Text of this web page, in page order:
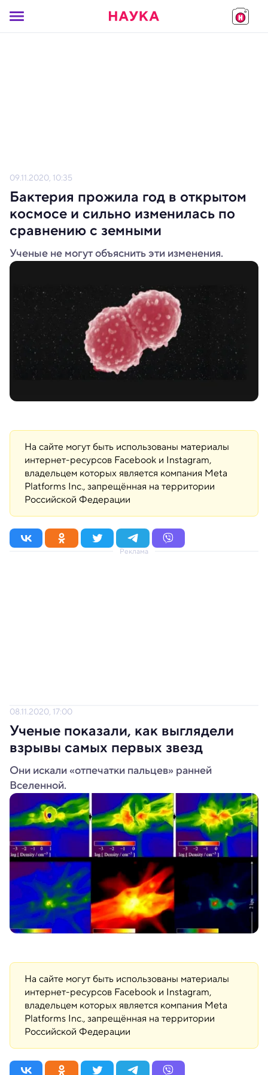
09.11.2020, 10:35
Бактерия прожила год в открытом
космосе и сильно изменилась по
сравнению с земными
Ученые не могут объяснить эти изменения.
На сайте могут быть использованы материалы
интернет-ресурсов Facebook и Instagram,
владельцем которых является компания Meta
Platforms Inc., запрещённая на территории
Российской Федерации
Реклама
08.11.2020, 17:00
Ученые показали, как выглядели
взрывы самых первых звезд
Они искали «отпечатки пальцев» ранней
Вселенной.
На сайте могут быть использованы материалы
интернет-ресурсов Facebook и Instagram,
владельцем которых является компания Meta
Platforms Inc., запрещённая на территории
Российской Федерации